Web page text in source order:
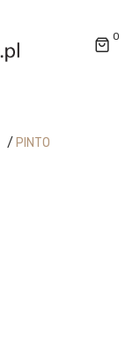
0
/ PINTO